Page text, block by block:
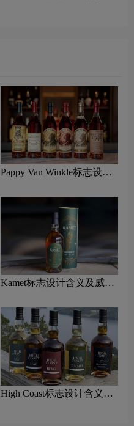
Pappy Van Winkle标志设计
Kamet标志设计含义及威士
High Coast标志设计含义及